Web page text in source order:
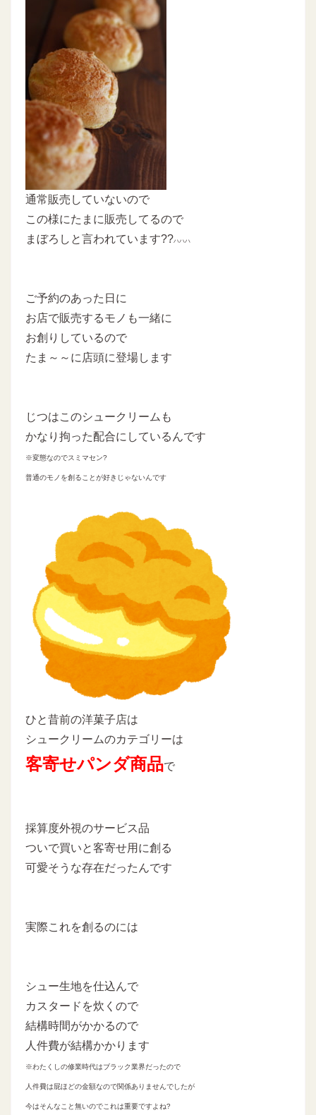
通常販売していないので
この様にたまに販売してるので
まぼろしと言われています??ハハハ
ご予約のあった日に
お店で販売するモノも一緒に
お創りしているので
たま～～に店頭に登場します
じつはこのシュークリームも
かなり拘った配合にしているんです
※変態なのでスミマセン?
普通のモノを創ることが好きじゃないんです
ひと昔前の洋菓子店は
シュークリームのカテゴリーは
客寄せパンダ商品で
採算度外視のサービス品
ついで買いと客寄せ用に創る
可愛そうな存在だったんです
実際これを創るのには
シュー生地を仕込んで
カスタードを炊くので
結構時間がかかるので
人件費が結構かかります
※わたくしの修業時代はブラック業界だったので
人件費は屁ほどの金額なので関係ありませんでしたが
今はそんなこと無いのでこれは重要ですよね?